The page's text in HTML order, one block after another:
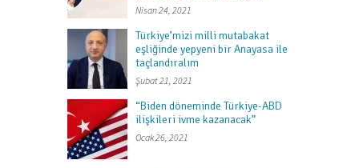
Nisan 24, 2021
Türkiye’mizi milli mutabakat
eşliğinde yepyeni bir Anayasa ile
taçlandıralım
Şubat 21, 2021
“Biden döneminde Türkiye-ABD
ilişkileri ivme kazanacak”
Ocak 26, 2021